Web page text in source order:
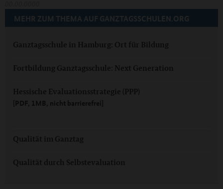
MEHR ZUM THEMA AUF GANZTAGSSCHULEN.ORG
Ganztagsschule in Hamburg: Ort für Bildung
Fortbildung Ganztagsschule: Next Generation
Hessische Evaluationsstrategie (PPP)
[PDF, 1MB, nicht barrierefrei]
Qualität im Ganztag
Qualität durch Selbstevaluation